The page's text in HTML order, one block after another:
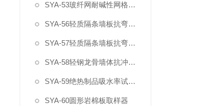
SYA-53玻纤网耐碱性网格布试验箱
SYA-56轻质隔条墙板抗弯破坏载荷试验装置
SYA-57轻质隔条墙板抗弯破坏载荷试验装置
SYA-58轻钢龙骨墙体抗冲击和静载试验装置
SYA-59绝热制品吸水率试验水箱
SYA-60圆形岩棉板取样器